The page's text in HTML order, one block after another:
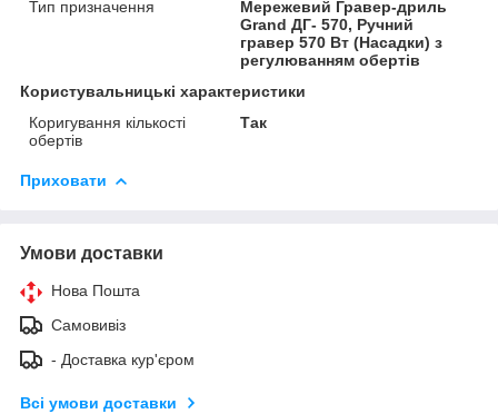
Тип призначення
Мережевий Гравер-дриль
Grand ДГ- 570, Ручний
гравер 570 Вт (Насадки) з
регулюванням обертів
Користувальницькі характеристики
Коригування кількості
обертів
Так
Приховати
Умови доставки
Нова Пошта
Самовивіз
- Доставка кур'єром
Всі умови доставки